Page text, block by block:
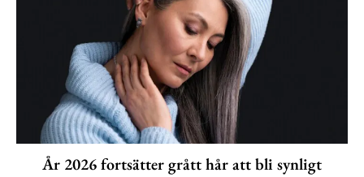
År 2026 fortsätter grått hår att bli synligt